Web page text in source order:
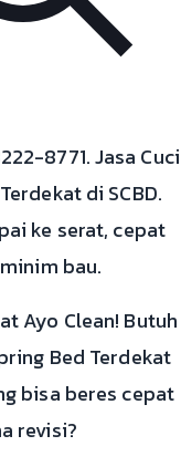
8771. Jasa Cuci
di SCBD.
ke serat, cepat
bau.
Ayo Clean! Butuh
Bed Terdekat
bisa beres cepat
revisi?